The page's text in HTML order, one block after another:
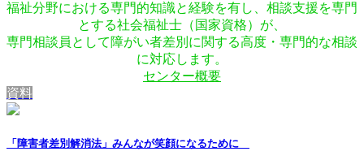
福祉分野における専門的知識と経験を有し、相談支援を専門
とする社会福祉士（国家資格）が、
専門相談員として障がい者差別に関する高度・専門的な相談
に対応します。
センター概要
資料
「障害者差別解消法」みんなが笑顔になるために